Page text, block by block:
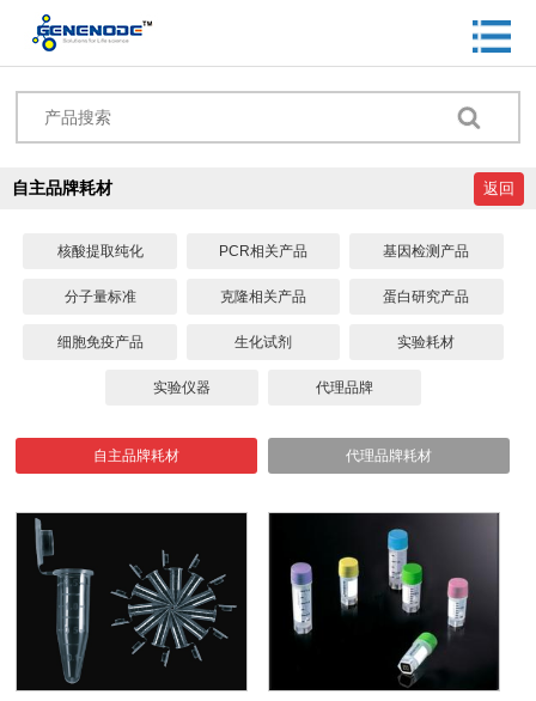
自主品牌耗材 返回
核酸提取纯化 PCR相关产品 基因检测产品
分子量标准 克隆相关产品 蛋白研究产品
细胞免疫产品 生化试剂 实验耗材
实验仪器 代理品牌
自主品牌耗材 代理品牌耗材